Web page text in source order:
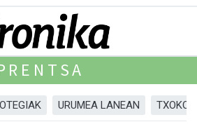
URUMEA LANEAN